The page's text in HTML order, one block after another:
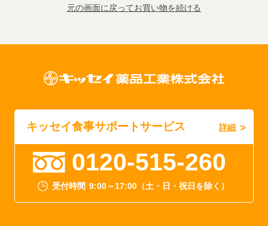
元の画面に戻ってお買い物を続ける
キッセイ食事サポートサービス 詳細
0120-515-260
受付時間 9:00～17:00（土・日・祝日を除く）